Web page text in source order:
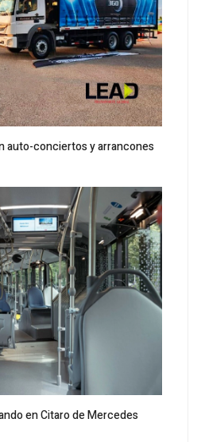
auto-conciertos y arrancones
en Citaro de Mercedes